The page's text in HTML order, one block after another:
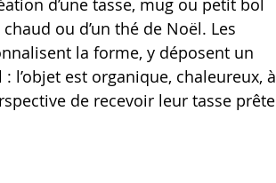
d’une tasse, mug ou petit bol
ou d’un thé de Noël. Les
la forme, y déposent un
l’objet est organique, chaleureux, à
de recevoir leur tasse prête